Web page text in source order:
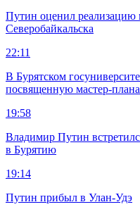
Путин оценил реализацию
Северобайкальска
22:11
В Бурятском
посвященную мастер-
19:58
Владимир Путин
в Бурятию
19:14
Путин прибыл в Улан-Удэ